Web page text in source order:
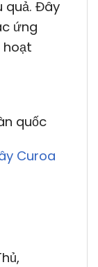
quả. Đây
ứng
hoạt
quốc
Curoa